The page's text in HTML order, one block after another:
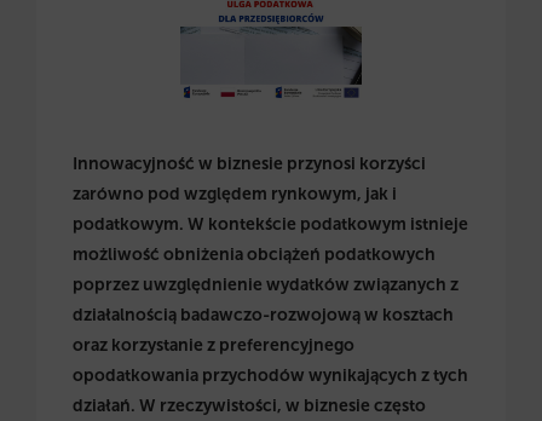
Innowacyjność w biznesie przynosi korzyści
zarówno pod względem rynkowym, jak i
podatkowym. W kontekście podatkowym istnieje
możliwość obniżenia obciążeń podatkowych
poprzez uwzględnienie wydatków związanych z
działalnością badawczo-rozwojową w kosztach
oraz korzystanie z preferencyjnego
opodatkowania przychodów wynikających z tych
działań. W rzeczywistości, w biznesie często